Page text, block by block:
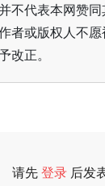
不代表本网赞
者或版权人不
改正。
请先登录 后发